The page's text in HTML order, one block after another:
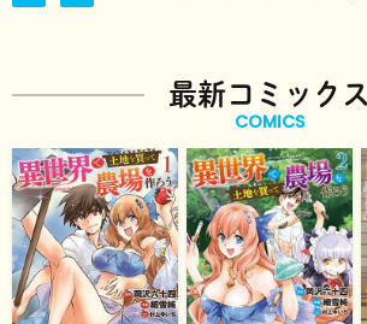
最新コミックス
COMICS